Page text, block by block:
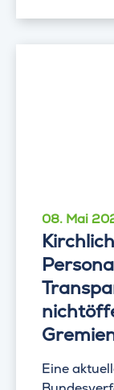
08. Mai
Eine